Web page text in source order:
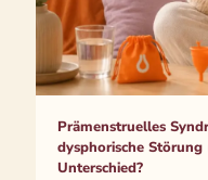
Prämenstruelles
dysphorische Störung
Unterschied?